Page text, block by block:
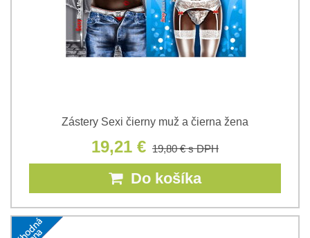
Zástery Sexi čierny muž a čierna žena
19,21 € 19,80 €s DPH
Do košíka